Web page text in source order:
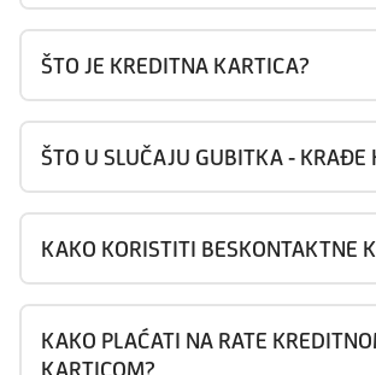
ŠTO JE KREDITNA KARTICA?
ŠTO U SLUČAJU GUBITKA - KRAĐE
KAKO KORISTITI BESKONTAKTNE
KAKO PLAĆATI NA RATE
KARTICOM?